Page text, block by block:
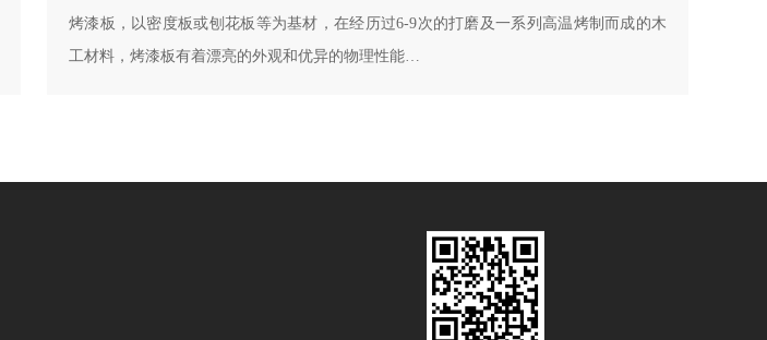
烤漆板，以密度板或刨花板等为基材，在经历过6-9次的打磨及一系列高温烤制而成的木
工材料，烤漆板有着漂亮的外观和优异的物理性能…